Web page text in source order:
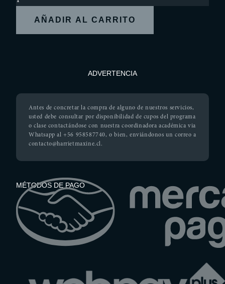
AÑADIR AL CARRITO
ADVERTENCIA
Antes de concretar la compra de alguno de nuestros servicios,
usted debe consultar por disponibilidad de cupos del programa
o clase contactándose con nuestra coordinadora académica via
Whatsapp al +56 958587740, o bien, enviándonos un correo a
contacto@harrietmaxine.cl.
MÉTODOS DE PAGO